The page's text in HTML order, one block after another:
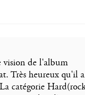
vision de l'album
Très heureux qu'il
catégorie